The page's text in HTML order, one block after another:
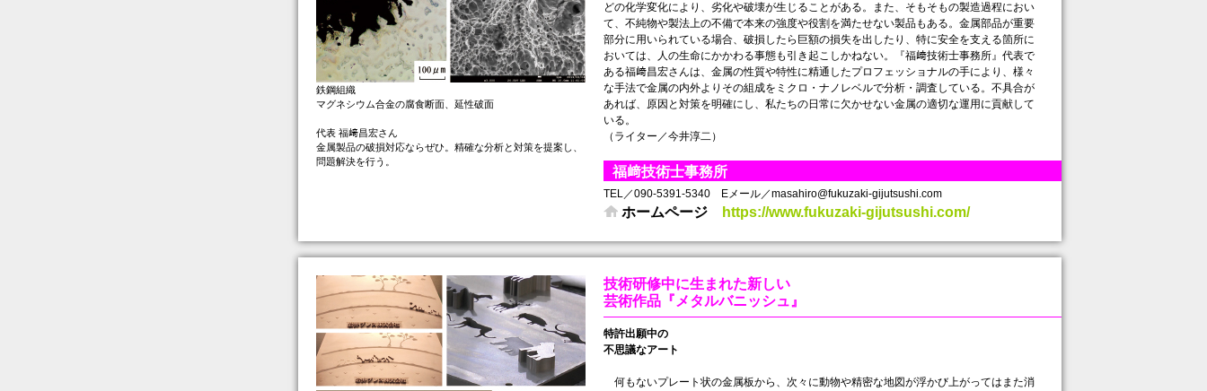
鉄鋼組織
マグネシウム合金の腐食断面、延性破面
代表 福﨑昌宏さん
金属製品の破損対応ならぜひ。精確な分析と対策を提案し、
問題解決を行う。
どの化学変化により、劣化や破壊が生じることがある。また、そもそもの製造過程におい
て、不純物や製法上の不備で本来の強度や役割を満たせない製品もある。金属部品が重要
部分に用いられている場合、破損したら巨額の損失を出したり、特に安全を支える箇所に
おいては、人の生命にかかわる事態も引き起こしかねない。『福﨑技術士事務所』代表で
ある福﨑昌宏さんは、金属の性質や特性に精通したプロフェッショナルの手により、様々
な手法で金属の内外よりその組成をミクロ・ナノレベルで分析・調査している。不具合が
あれば、原因と対策を明確にし、私たちの日常に欠かせない金属の適切な運用に貢献して
いる。
（ライター／今井淳二）
福﨑技術士事務所
TEL／090-5391-5340 Eメール／masahiro@fukuzaki-gijutsushi.com
ホームページ https://www.fukuzaki-gijutsushi.com/
技術研修中に生まれた新しい
芸術作品『メタルバニッシュ』
特許出願中の
不思議なアート
何もないプレート状の金属板から、次々に動物や精密な地図が浮かび上がってはまた消